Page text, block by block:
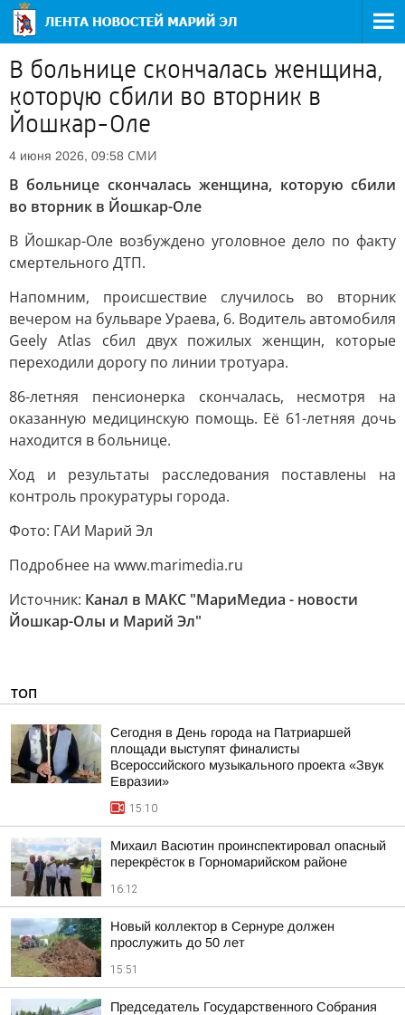
В больнице скончалась женщина,
которую сбили во вторник в
Йошкар-Оле
4 июня 2026, 09:58 СМИ
В больнице скончалась женщина, которую сбили
во вторник в Йошкар-Оле
В Йошкар-Оле возбуждено уголовное дело по факту
смертельного ДТП.
Напомним, происшествие случилось во вторник
вечером на бульваре Ураева, 6. Водитель автомобиля
Geely Atlas сбил двух пожилых женщин, которые
переходили дорогу по линии тротуара.
86-летняя пенсионерка скончалась, несмотря на
оказанную медицинскую помощь. Её 61-летняя дочь
находится в больнице.
Ход и результаты расследования поставлены на
контроль прокуратуры города.
Фото: ГАИ Марий Эл
Подробнее на www.marimedia.ru
Источник: Канал в МАКС "МариМедиа - новости
Йошкар-Олы и Марий Эл"
ТОП
Сегодня в День города на Патриаршей
площади выступят финалисты
Всероссийского музыкального проекта «Звук
Евразии»
15:10
Михаил Васютин проинспектировал опасный
перекрёсток в Горномарийском районе
16:12
Новый коллектор в Сернуре должен
прослужить до 50 лет
15:51
Председатель Государственного Собрания